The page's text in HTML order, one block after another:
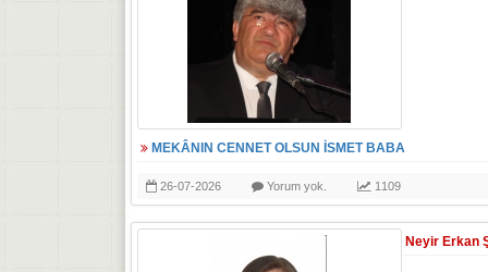
MEKÂNIN CENNET OLSUN İSMET BABA
26-07-2026 Yorum yok. 1109
Neyir Erkan